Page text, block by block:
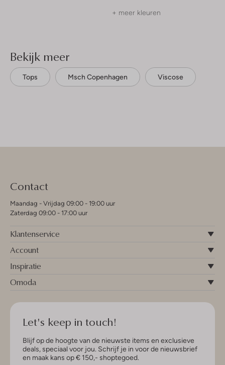
+ meer kleuren
Bekijk meer
Tops Msch Copenhagen Viscose
Contact
Maandag - Vrijdag 09:00 - 19:00 uur
Zaterdag 09:00 - 17:00 uur
Klantenservice
Account
Inspiratie
Omoda
Let's keep in touch!
Blijf op de hoogte van de nieuwste items en exclusieve
deals, speciaal voor jou. Schrijf je in voor de nieuwsbrief
en maak kans op € 150,- shoptegoed.